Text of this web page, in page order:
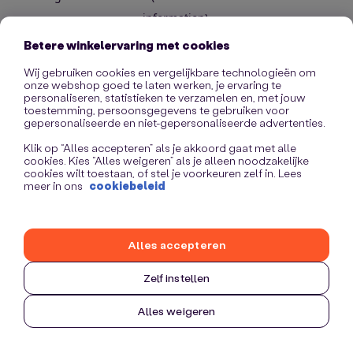
information).
Betere winkelervaring met cookies
Wij gebruiken cookies en vergelijkbare technologieën om
onze webshop goed te laten werken, je ervaring te
personaliseren, statistieken te verzamelen en, met jouw
toestemming, persoonsgegevens te gebruiken voor
gepersonaliseerde en niet-gepersonaliseerde advertenties.
Klik op “Alles accepteren” als je akkoord gaat met alle
cookies. Kies “Alles weigeren” als je alleen noodzakelijke
cookies wilt toestaan, of stel je voorkeuren zelf in. Lees
meer in ons cookiebeleid
Zelf instellen
Alles weigeren
Alles accepteren